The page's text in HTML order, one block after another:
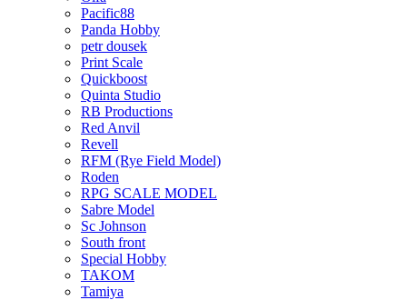
Pacific88
Panda Hobby
petr dousek
Print Scale
Quickboost
Quinta Studio
RB Productions
Red Anvil
Revell
RFM (Rye Field Model)
Roden
RPG SCALE MODEL
Sabre Model
Sc Johnson
South front
Special Hobby
TAKOM
Tamiya